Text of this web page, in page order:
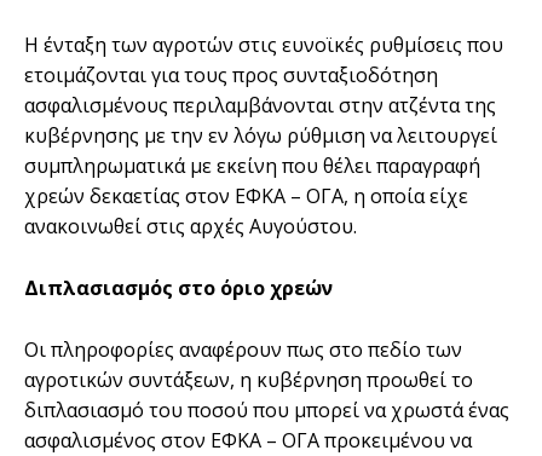
Η ένταξη των αγροτών στις ευνοϊκές ρυθμίσεις που
ετοιμάζονται για τους προς συνταξιοδότηση
ασφαλισμένους περιλαμβάνονται στην ατζέντα της
κυβέρνησης με την εν λόγω ρύθμιση να λειτουργεί
συμπληρωματικά με εκείνη που θέλει παραγραφή
χρεών δεκαετίας στον ΕΦΚΑ – ΟΓΑ, η οποία είχε
ανακοινωθεί στις αρχές Αυγούστου.
Διπλασιασμός στο όριο χρεών
Οι πληροφορίες αναφέρουν πως στο πεδίο των
αγροτικών συντάξεων, η κυβέρνηση προωθεί το
διπλασιασμό του ποσού που μπορεί να χρωστά ένας
ασφαλισμένος στον ΕΦΚΑ – ΟΓΑ προκειμένου να